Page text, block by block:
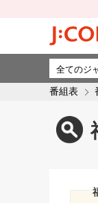
番組表